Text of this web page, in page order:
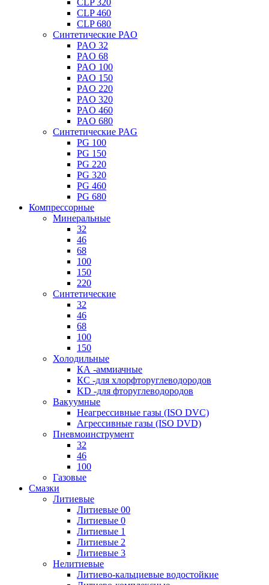
CLP 320
CLP 460
CLP 680
Синтетические PAO
PAO 32
PAO 68
PAO 100
PAO 150
PAO 220
PAO 320
PAO 460
PAO 680
Синтетические PAG
PG 100
PG 150
PG 220
PG 320
PG 460
PG 680
Компрессорные
Минеральные
32
46
68
100
150
220
Синтетические
32
46
68
100
150
Холодильные
КА -аммиачные
КС -для хлорфторуглеводородов
KD -для фторуглеводородов
Вакуумные
Неагрессивные газы (ISO DVC)
Агрессивные газы (ISO DVD)
Пневмоинструмент
32
46
100
Газовые
Смазки
Литиевые
Литиевые 00
Литиевые 0
Литиевые 1
Литиевые 2
Литиевые 3
Нелитиевые
Литиево-кальциевые водостойкие